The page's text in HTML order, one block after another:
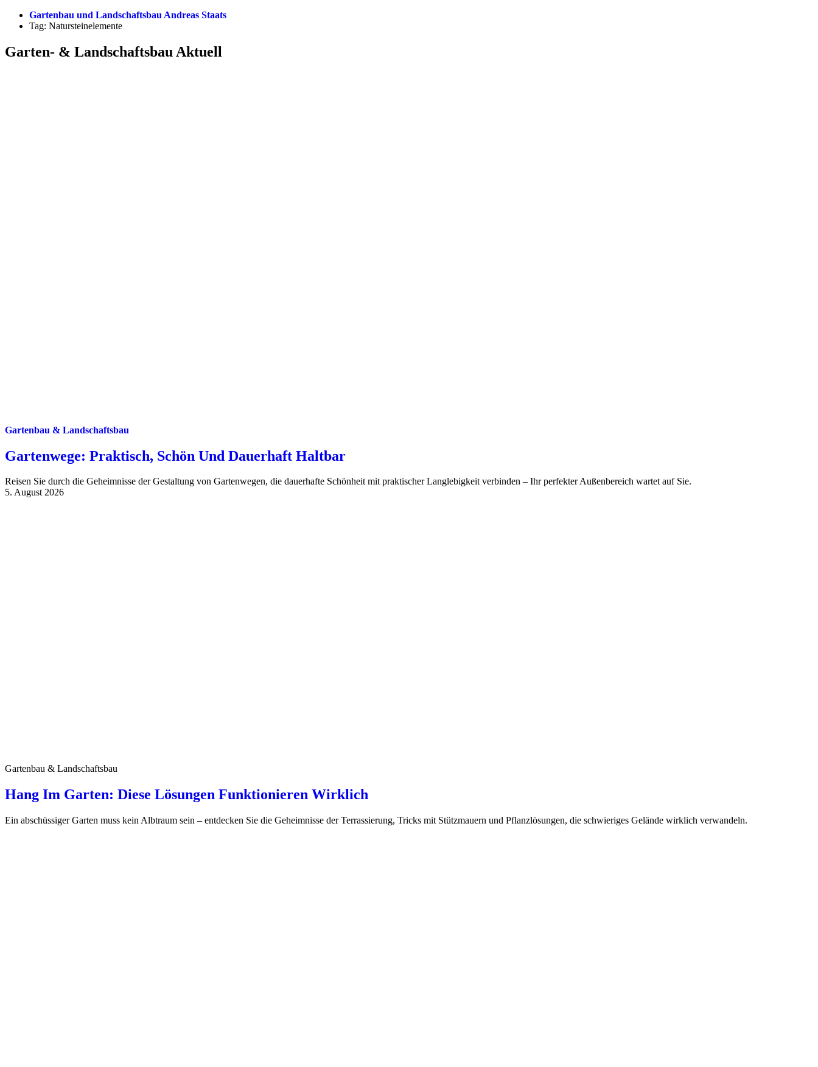
Gartenbau und Landschaftsbau Andreas Staats
Tag: Natursteinelemente
Garten- & Landschaftsbau Aktuell
Gartenbau & Landschaftsbau
Gartenwege: Praktisch, Schön Und Dauerhaft Haltbar
Reisen Sie durch die Geheimnisse der Gestaltung von Gartenwegen, die dauerhafte Schönheit mit praktischer Langlebigkeit verbinden – Ihr perfekter Außenbereich wartet auf Sie.
5. August 2026
Gartenbau & Landschaftsbau
Hang Im Garten: Diese Lösungen Funktionieren Wirklich
Ein abschüssiger Garten muss kein Albtraum sein – entdecken Sie die Geheimnisse der Terrassierung, Tricks mit Stützmauern und Pflanzlösungen, die schwieriges Gelände wirklich verwandeln.